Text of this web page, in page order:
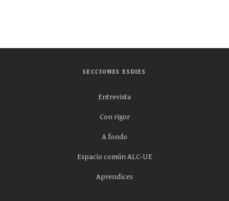
SECCIONES ESDIES
Entrevista
Con rigor
A fondo
Espacio común ALC-UE
Aprendices